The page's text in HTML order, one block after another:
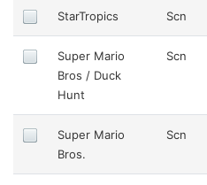
StarTropics Scn
Super Mario
Bros / Duck
Hunt
Scn
Super Mario
Bros.
Scn